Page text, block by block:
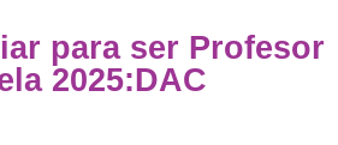
Vial desempeña un papel
y en la Educación de Conductores
no se limita a enseñar normas o
formar ciudadanos capaces
en un entorno de Movilidad